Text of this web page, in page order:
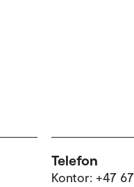
Telefon
Kontor: +47